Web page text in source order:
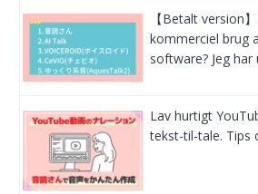
【Betalt version
kommerciel brug
software? Jeg
Lav hurtigt
tekst-til-tale. Tips